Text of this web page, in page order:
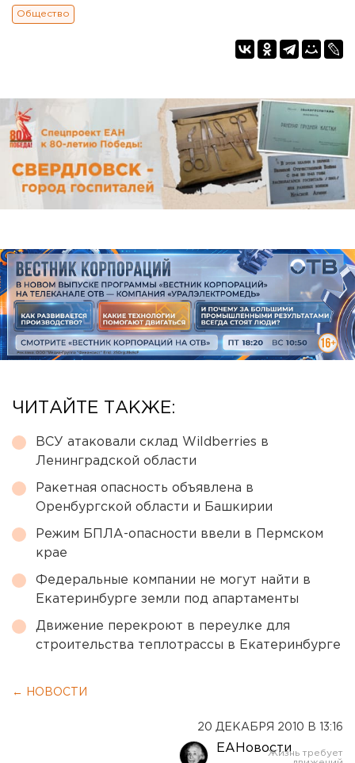
Общество
ЧИТАЙТЕ ТАКЖЕ:
ВСУ атаковали склад Wildberries в
Ленинградской области
Ракетная опасность объявлена в
Оренбургской области и Башкирии
Режим БПЛА-опасности ввели в Пермском
крае
Федеральные компании не могут найти в
Екатеринбурге земли под апартаменты
Движение перекроют в переулке для
строительства теплотрассы в Екатеринбурге
← НОВОСТИ
20 ДЕКАБРЯ 2010 В 13:16
ЕАНовости